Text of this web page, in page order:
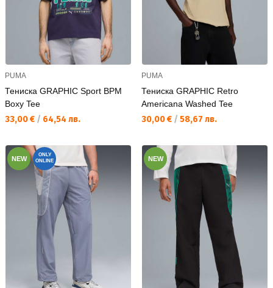
PUMA
Тениска GRAPHIC Sport BPM
Boxy Tee
Текуща цена:
33,00 € / 64,54 лв.
PUMA
Тениска GRAPHIC Retro
Americana Washed Tee
Текуща цена:
30,00 € / 58,67 лв.
NEW
ONLY
ONLINE
NEW